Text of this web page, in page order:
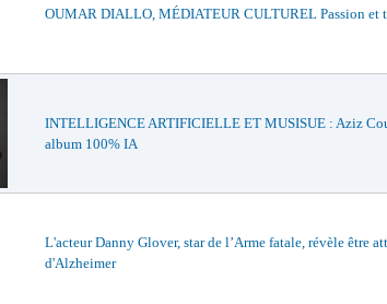
OUMAR DIALLO, MÉDIATEUR CULTUREL Passion et
INTELLIGENCE ARTIFICIELLE ET MUSISUE : Aziz
album 100% IA
L'acteur Danny Glover, star de l’Arme fatale, révèle être
d'Alzheimer